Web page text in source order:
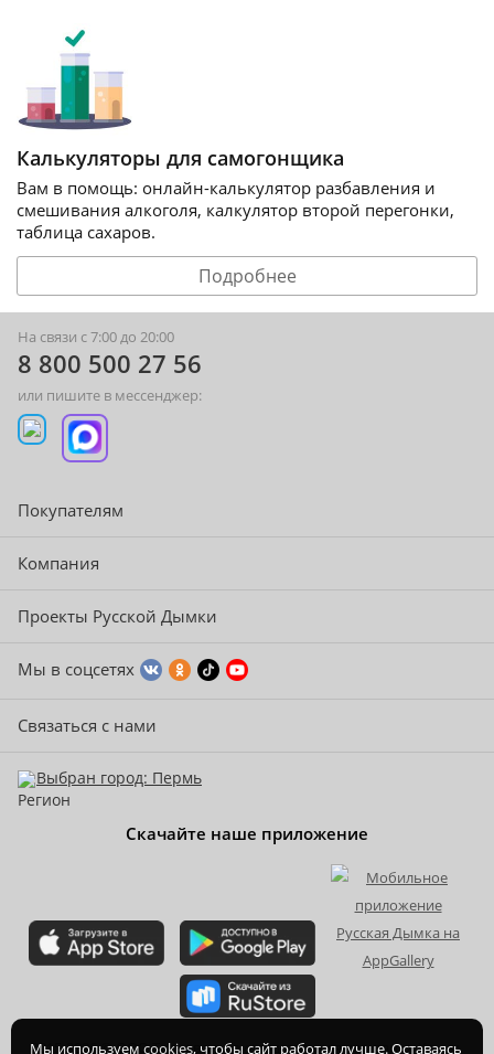
Калькуляторы для самогонщика
Вам в помощь: онлайн-калькулятор разбавления и
смешивания алкоголя, калкулятор второй перегонки,
таблица сахаров.
Подробнее
Мы используем cookies, чтобы сайт работал лучше. Оставаясь
На связи с 7:00 до 20:00
8 800 500 27 56
или пишите в мессенджер:
Покупателям
Компания
Проекты Русской Дымки
Мы в соцсетях
Связаться с нами
Выбран город: Пермь
Скачайте наше приложение
2015-2026© ООО Торгово-производственная компания Ханхи,